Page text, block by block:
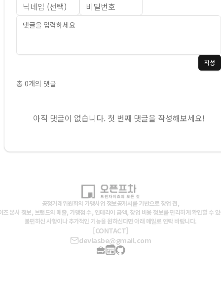
작성
총 0개의 댓글
아직 댓글이 없습니다. 첫 번째 댓글을 작성해보세요!
공정거래위원회의 가맹사업 정보공개서를 기반으로 창업 전,
즈 본사 정보, 브랜드의 매출, 가맹점 수, 인테리어 금액, 창업 비용 정보를 편리하게 확인할 수
불편하신 사항이나 추가적인 기능을 원하신다면 아래 메일로 연락 바랍니다.
[CONTACT]
devlasbe@gmail.com